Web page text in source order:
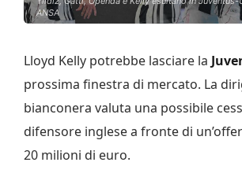
ANSA
Lloyd Kelly potrebbe lasciare la
prossima finestra di mercato. La
bianconera valuta una possibile
difensore inglese a fronte di
20 milioni di euro.